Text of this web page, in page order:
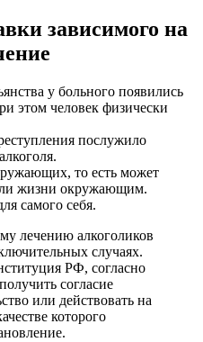
зависимого на
у больного появились
этом человек физически
послужило
то есть может
жизни окружающим.
самого себя.
лечению алкоголиков
случаях.
РФ, согласно
согласие
или действовать на
которого